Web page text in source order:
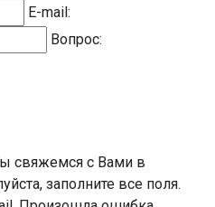
E-mail:
Вопрос:
свяжемся с Вами в
заполните все поля.